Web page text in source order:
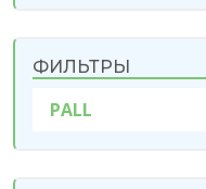
ФИЛЬТРЫ
PALL